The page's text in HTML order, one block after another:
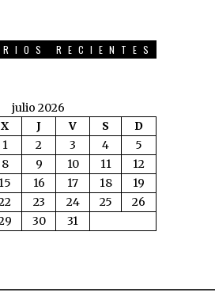
RECIENTES
julio 2026
X J V S
D
1
2 3 4
5
8 9 10 11
12
15 16 17 18
19
23 24 25
26
30
31